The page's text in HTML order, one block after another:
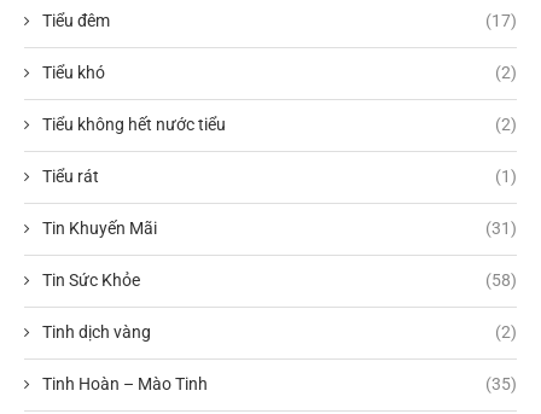
Tiểu đêm (17)
Tiểu khó (2)
Tiểu không hết nước tiểu (2)
Tiểu rát (1)
Tin Khuyến Mãi (31)
Tin Sức Khỏe (58)
Tinh dịch vàng (2)
Tinh Hoàn – Mào Tinh (35)